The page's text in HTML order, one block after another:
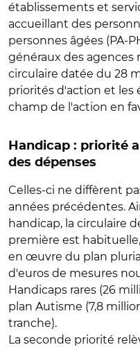
établissements et
accueillant des
personnes âgées (PA-
généraux des agences
circulaire datée du 28
priorités d'action et les
champ de l'action en
Handicap : priorité
des dépenses
Celles-ci ne diffèrent
années précédentes.
handicap, la circulaire
première est
en œuvre du plan
d'euros de mesures
Handicaps rares (26
plan Autisme (7,8
tranche).
La seconde priorité